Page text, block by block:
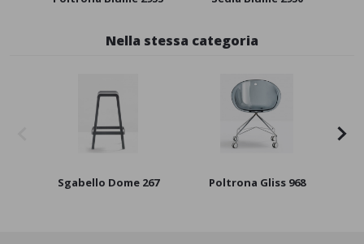
Nella stessa categoria
Sgabello Dome 267 Poltrona Gliss 968